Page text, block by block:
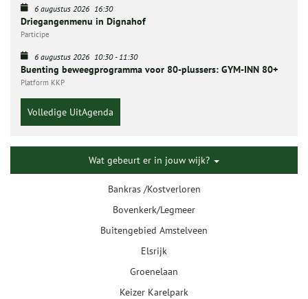
6 augustus 2026 16:30
Driegangenmenu in Dignahof
Participe
6 augustus 2026 10:30-11:30
Buenting beweegprogramma voor 80-plussers: GYM-INN 80+
Platform KKP
Volledige UitAgenda
Wat gebeurt er in jouw wijk?
Bankras /Kostverloren
Bovenkerk/Legmeer
Buitengebied Amstelveen
Elsrijk
Groenelaan
Keizer Karelpark